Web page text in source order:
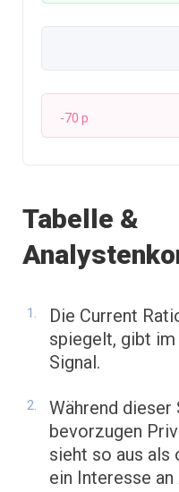
-70 p
Tabelle &
Die Current
spiegelt, gibt
Signal.
Während
bevorzugen
sieht so aus als
ein Interesse